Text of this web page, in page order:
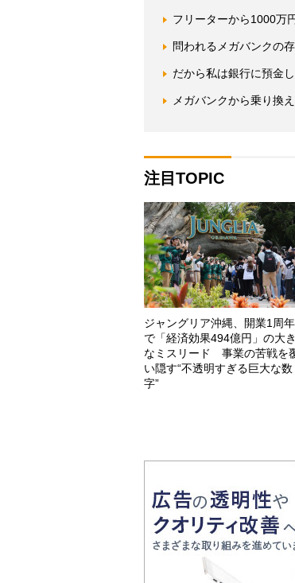
フリーターから1000万
問われるメガバンクの
だから私は銀行に預金
メガバンクから乗り換
注目TOPIC
ジャングリア沖縄、開業1周年
で「経済効果494億円」の大き
なミスリード 事業の苦戦を
い隠す“不透明すぎる巨大な数
字”